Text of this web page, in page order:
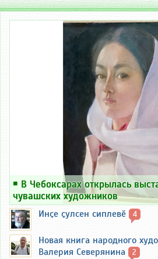
￭ В Чебоксарах открылась
чувашских художников
Инҫе ҫулсен сиплевӗ 4
Новая книга народного
Валерия Северянина
2